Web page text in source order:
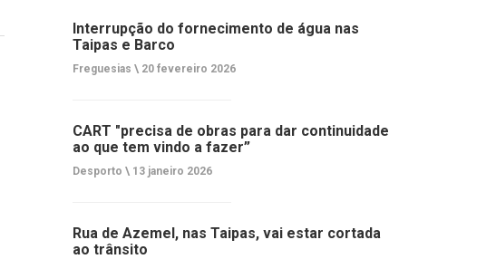
Interrupção do fornecimento de água nas
Taipas e Barco
Freguesias \ 20 fevereiro 2026
CART "precisa de obras para dar continuidade
ao que tem vindo a fazer”
Desporto \ 13 janeiro 2026
Rua de Azemel, nas Taipas, vai estar cortada
ao trânsito